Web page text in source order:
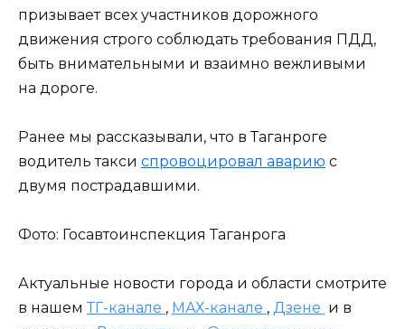
призывает всех участников дорожного
движения строго соблюдать требования ПДД,
быть внимательными и взаимно вежливыми
на дороге.
Ранее мы рассказывали, что в Таганроге
водитель такси спровоцировал аварию с
двумя пострадавшими.
Фото: Госавтоинспекция Таганрога
Актуальные новости города и области смотрите
в нашем ТГ-канале , МАХ-канале , Дзене и в